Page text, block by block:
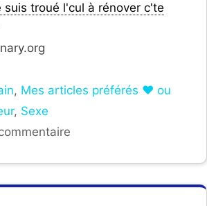
suis troué l'cul à rénover c'te
, Mes articles préférés ❤ ou
, Sexe